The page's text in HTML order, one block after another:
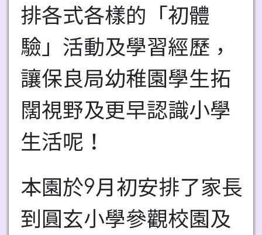
排各式各樣的「初體
驗」活動及學習經歷，
讓保良局幼稚園學生拓
闊視野及更早認識小學
生活呢！
本園於9月初安排了家長
到圓玄小學參觀校園及